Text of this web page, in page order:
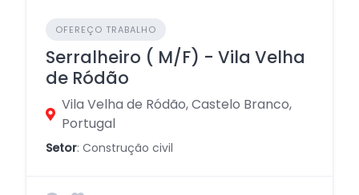
OFEREÇO TRABALHO
Serralheiro ( M/F) - Vila Velha
de Ródão
Vila Velha de Ródão, Castelo Branco,
Portugal
Setor: Construção civil